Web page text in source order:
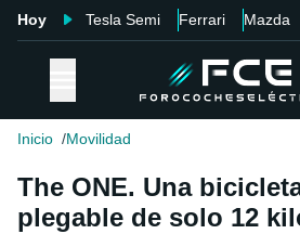
Hoy Tesla Semi Ferrari Mazda
Inicio Movilidad
The ONE. Una
plegable de solo 12